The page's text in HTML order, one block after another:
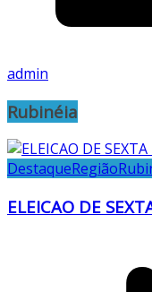
admin
Rubinéia
DestaqueRegião
ELEICAO DE